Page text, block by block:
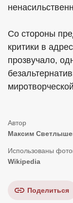
Со стороны
критики в
прозвучало,
Максим
Wikipedia
Поделиться